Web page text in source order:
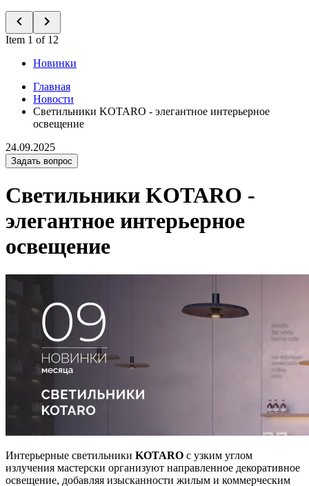
Item 1 of 12
Новинки
Главная
Новости
Светильники KOTARO - элегантное интерьерное
освещение
24.09.2025
Задать вопрос
Светильники KOTARO -
элегантное интерьерное
освещение
Интерьерные светильники KOTARO с узким углом
излучения мастерски организуют направленное декоративное
освещение, добавляя изысканности жилым и коммерческим